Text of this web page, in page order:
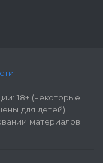
18+ (некоторые
для детей).
материалов